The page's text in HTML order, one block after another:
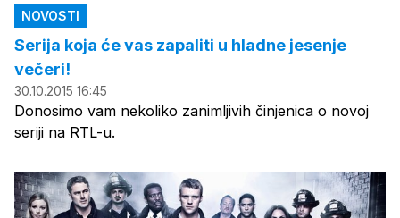
NOVOSTI
Serija koja će vas zapaliti u hladne jesenje
večeri!
30.10.2015 16:45
Donosimo vam nekoliko zanimljivih činjenica o novoj
seriji na RTL-u.